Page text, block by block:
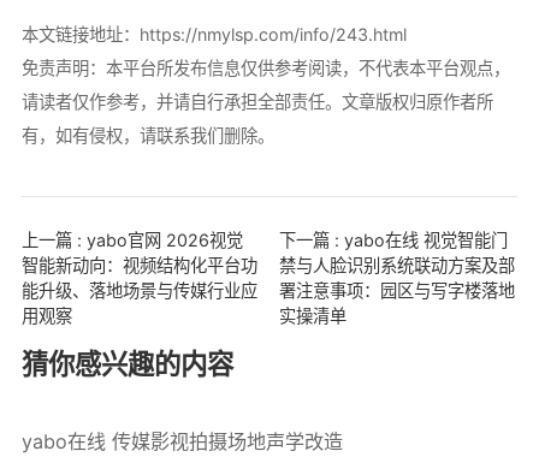
本文链接地址： https://nmylsp.com/info/243.html
免责声明：本平台所发布信息仅供参考阅读，不代表本平台观点，
请读者仅作参考，并请自行承担全部责任。文章版权归原作者所
有，如有侵权，请联系我们删除。
上一篇 : yabo官网 2026视觉
智能新动向：视频结构化平台功
能升级、落地场景与传媒行业应
用观察
下一篇 : yabo在线 视觉智能门
禁与人脸识别系统联动方案及部
署注意事项：园区与写字楼落地
实操清单
猜你感兴趣的内容
yabo在线 传媒影视拍摄场地声学改造